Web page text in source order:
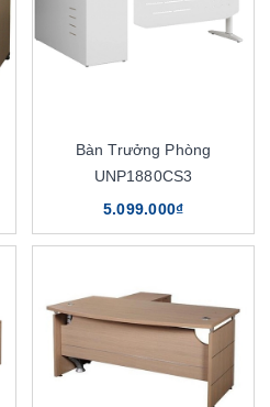
Bàn Trưởng Phòng
UNP1880CS3
5.099.000₫